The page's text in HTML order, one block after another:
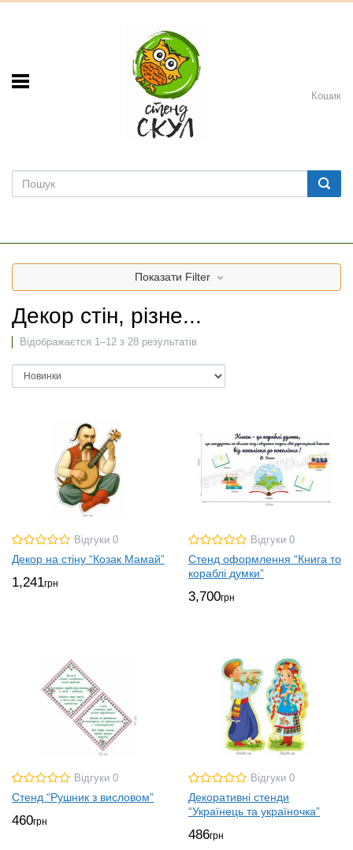
Кошик
Показати Filter
Декор стін, різне...
Відображаєтся 1–12 з 28 результатів
Відгуки 0
Декор на стіну “Козак Мамай”
1,241грн
Відгуки 0
Стенд оформлення “Книга то
кораблі думки”
3,700грн
Відгуки 0
Стенд “Рушник з висловом”
460грн
Відгуки 0
Декоративні стенди
“Українець та україночка”
486грн